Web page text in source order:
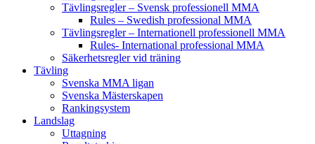
Tävlingsregler – Svensk professionell MMA
Rules – Swedish professional MMA
Tävlingsregler – Internationell professionell MMA
Rules- International professional MMA
Säkerhetsregler vid träning
Tävling
Svenska MMA ligan
Svenska Mästerskapen
Rankingsystem
Landslag
Uttagning